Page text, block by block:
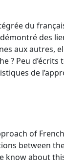
du
des
aux autres,
? Peu
de
of
between
know about